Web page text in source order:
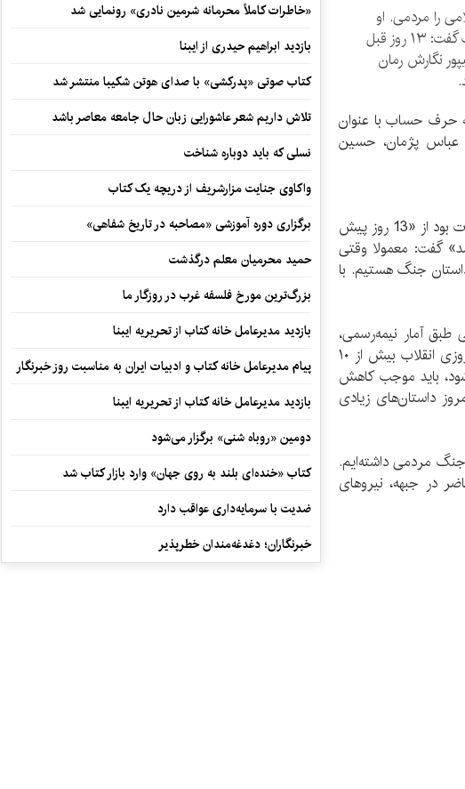
را مردمی. او
ضمن مقایسه این دو و توضیح علل شکل نگرفتن ادبیات انقلاب گفت: ۱۳ روز قبل
نگارش رمان
حرف حساب با عنوان
عباس پژمان، حسین
رضاامیرخانی در این نشست، با اشاره به تیتر سخنرانی خود که عبارت بود از «13 روز پیش
گفت: معمولا وقتی
جنگ هستیم. با
طبق آمار نیمه‌رسمی،
حدود ۲۰۰ هزار شهید برای کشور ما داشت ولی در کل ماجرای پیروزی انقلاب بیش از ۱۰
باید موجب کاهش
داستان‌های زیادی
جنگ مردمی داشته‌ایم.
در جبهه، نیروهای
«خاطرات کاملاً محرمانه شرمین نادری» رونمایی شد
بازدید ابراهیم حیدری از ایبنا
کتاب صوتی «پدرکشی» با صدای هوتن شکیبا منتشر شد
تلاش داریم شعر عاشورایی زبان حال جامعه معاصر باشد
نسلی که باید دوباره شناخت
واکاوی جنایت مزارشریف از دریچه یک کتاب
برگزاری دوره آموزشی «مصاحبه در تاریخ شفاهی»
حمید محرمیان معلم درگذشت
بزرگ‌ترین مورخ فلسفه غرب در روزگار ما
بازدید مدیرعامل خانه کتاب از تحریریه ایبنا
پیام مدیرعامل خانه کتاب و ادبیات ایران به مناسبت روز خبرنگار
بازدید مدیرعامل خانه کتاب از تحریریه ایبنا
دومین «روباه شنی» برگزار می‌شود
کتاب «خنده‌ای بلند به روی جهان» وارد بازار کتاب شد
ضدیت با سرمایه‌داری عواقب دارد
خبرنگاران؛ دغدغه‌مندان خطرپذیر